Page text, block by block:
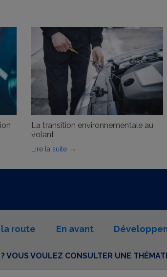
La transition environnementale au
volant
Lire la suite
route En avant
VOUS VOULEZ CONSULTER UNE